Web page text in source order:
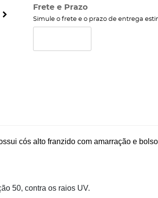
Frete e Prazo
Simule o frete e o prazo de entrega
cós alto franzido com amarração e
50, contra os raios UV.